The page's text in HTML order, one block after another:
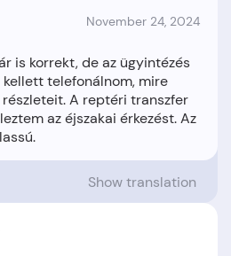
November 24, 2024
is korrekt, de az ügyintézés
telefonálnom, mire
A reptéri transzfer
az éjszakai érkezést. Az
Show translation